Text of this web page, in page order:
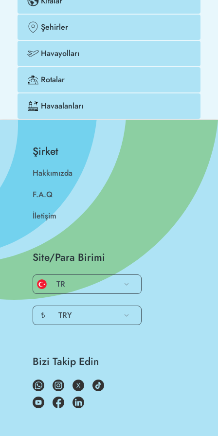
Şehirler
Havayolları
Rotalar
Havaalanları
Şirket
Hakkımızda
F.A.Q
İletişim
Site/Para Birimi
TR
₺ TRY
Bizi Takip Edin